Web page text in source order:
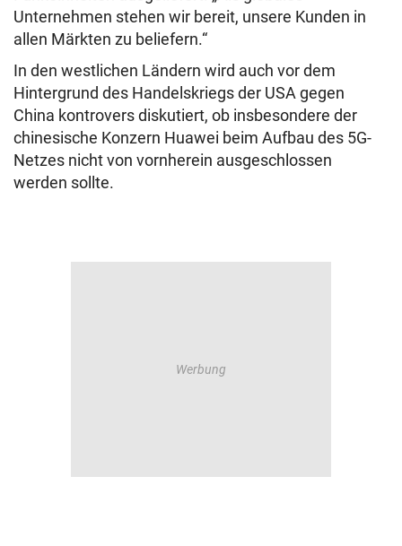
Unternehmen stehen wir bereit, unsere Kunden in
allen Märkten zu beliefern.“
In den westlichen Ländern wird auch vor dem
Hintergrund des Handelskriegs der USA gegen
China kontrovers diskutiert, ob insbesondere der
chinesische Konzern Huawei beim Aufbau des 5G-
Netzes nicht von vornherein ausgeschlossen
werden sollte.